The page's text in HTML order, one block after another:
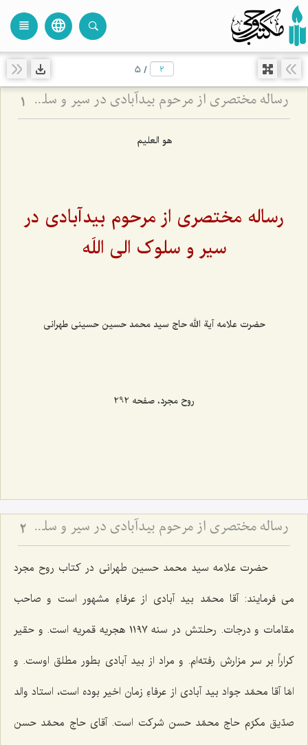
language
view_headline
/
5
رساله مختصري از مرحوم بيدآبادي در سير و سلوک الي اللَه 1
هو العلیم
رساله مختصری از مرحوم بیدآبادی در
سیر و سلوک الی اللَه
حضرت علامه آیة الله حاج سید محمد حسین حسینی طهرانی
روح مجرد، صفحه 292
رساله مختصري از مرحوم بيدآبادي در سير و سلوک الي اللَه 2
حضرت علامه سید محمد حسین طهرانی در کتاب روح مجرد
می فرمایند: آقا محمّد بید آبادی از عرفاءِ مشهور است و صاحب
مقامات و درجات. رحلتش در سنه ١١٩٧ هجریه قمریه است. و حقیر
كراراً بر سر مزارش رفته‌ام. و مراد از بید آبادی بطور مطلق اوست. و
امّا آقا محمّد جواد بید آبادی از عرفاءِ زمان اخیر بوده است، استاد والد
صدّیق مكرّم حاج محمّد حسن شركت است. آقای حاج محمّد حسن